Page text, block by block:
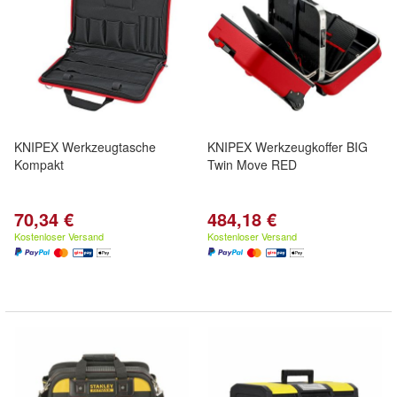
KNIPEX Werkzeugtasche
Kompakt
70,34 €
Kostenloser Versand
KNIPEX Werkzeugkoffer BIG
Twin Move RED
484,18 €
Kostenloser Versand